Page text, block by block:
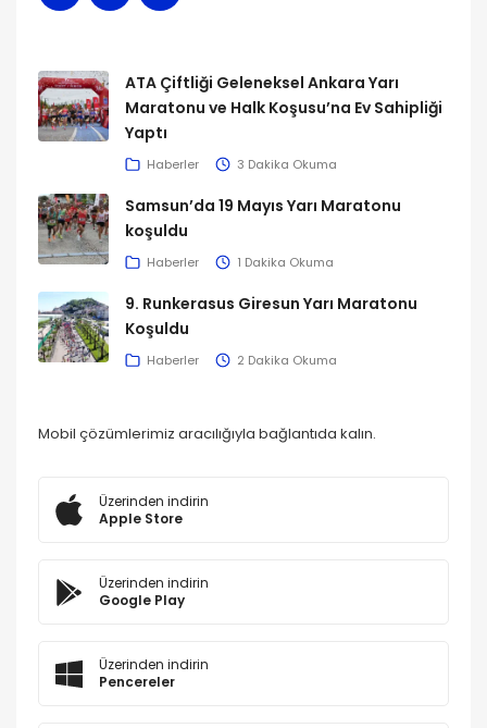
ATA Çiftliği Geleneksel Ankara Yarı
Maratonu ve Halk Koşusu’na Ev Sahipliği
Yaptı
Haberler 3 Dakika Okuma
Samsun’da 19 Mayıs Yarı Maratonu
koşuldu
Haberler 1 Dakika Okuma
9. Runkerasus Giresun Yarı Maratonu
Koşuldu
Haberler 2 Dakika Okuma
Mobil çözümlerimiz aracılığıyla bağlantıda kalın.
Üzerinden indirin
Apple Store
Üzerinden indirin
Google Play
Üzerinden indirin
Pencereler